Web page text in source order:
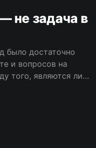
деле. Посмотрим,
Руководство
программистов
разработчикам
не задача в
было достаточно
и вопросов на
того, являются ли
остальные, с